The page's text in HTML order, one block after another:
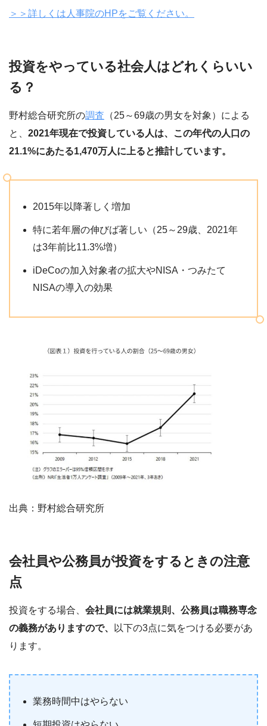
＞＞詳しくは人事院のHPをご覧ください。
投資をやっている社会人はどれくらいい
る？
野村総合研究所の調査 （25～69歳の男女を対象）による
と、 2021年現在で投資している人は、この年代の人口の
21.1%にあたる1,470万人に上ると推計しています。
2015年以降著しく増加
特に若年層の伸びば著しい（25～29歳、2021年
は3年前比11.3%増）
iDeCoの加入対象者の拡大やNISA・つみたて
NISAの導入の効果
出典：野村総合研究所
会社員や公務員が投資をするときの注意
点
投資をする場合、 会社員には就業規則、公務員は職務専念
の義務がありますので、
以下の3点に気をつける必要があ
ります。
業務時間中はやらない